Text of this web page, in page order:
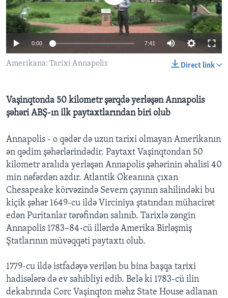
BIZI IZLƏYIN
0:00 7:41
Direct link
Amerikana: Tarixi Annapolis
Vaşinqtonda 50 kilometr şərqdə yerləşən Annapolis
şəhəri ABŞ-ın ilk paytaxtlarından biri olub
Annapolis - o qədər də uzun tarixi olmayan Amerikanın
ən qədim şəhərlərindədir. Paytaxt Vaşinqtondan 50
kilometr aralıda yerləşən Annapolis şəhərinin əhalisi 40
min nəfərdən azdır. Atlantik Okeanına çıxan
Chesapeake körvəzində Severn çayının sahilindəki bu
kiçik şəhər 1649-cu ildə Virciniya ştatından mühacirət
edən Puritanlar tərəfindən salınıb. Tarixlə zəngin
Annapolis 1783–84-cü illərdə Amerika Birləşmiş
Ştatlarının müvəqqəti paytaxtı olub.
1779-cu ildə istfadəyə verilən bu bina başqa tarixi
hadisələrə də ev sahibliyi edib. Belə ki 1783-cü ilin
dekabrında Corc Vaşinqton məhz State House adlanan